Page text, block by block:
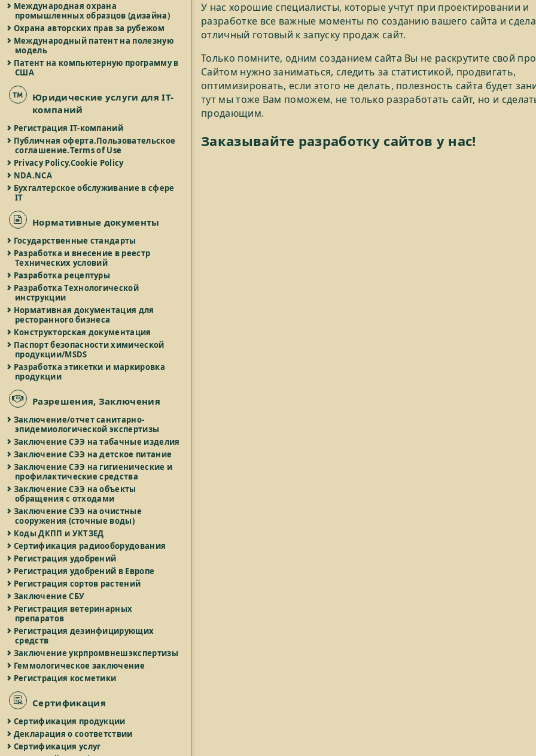
Международная охрана
промышленных образцов (дизайна)
Охрана авторских прав за рубежом
Международный патент на полезную
модель
Патент на компьютерную программу в
США
Юридические услуги для IT-
компаний
Регистрация IT-компаний
Публичная оферта.Пользовательское
соглашение.Terms of Use
Privacy Policy.Cookie Policy
NDA.NCA
Бухгалтерское обслуживание в сфере
IT
Нормативные документы
Государственные стандарты
Разработка и внесение в реестр
Технических условий
Разработка рецептуры
Разработка Технологической
инструкции
Нормативная документация для
ресторанного бизнеса
Конструкторская документация
Паспорт безопасности химической
продукции/MSDS
Разработка этикетки и маркировка
продукции
Разрешения, Заключения
Заключение/отчет санитарно-
эпидемиологической экспертизы
Заключение СЭЭ на табачные изделия
Заключение СЭЭ на детское питание
Заключение СЭЭ на гигиенические и
профилактические средства
Заключение СЭЭ на объекты
обращения с отходами
Заключение СЭЭ на очистные
сооружения (сточные воды)
Коды ДКПП и УКТЗЕД
Сертификация радиооборудования
Регистрация удобрений
Регистрация удобрений в Европе
Регистрация сортов растений
Заключение СБУ
Регистрация ветеринарных
препаратов
Регистрация дезинфицирующих
средств
Заключение укрпромвнешэкспертизы
Геммологическое заключение
Регистрация косметики
Сертификация
Сертификация продукции
Декларация о соответствии
Сертификация услуг
У нас хорошие специалисты, которые учтут при проектировании и
разработке все важные моменты по созданию вашего сайта и
отличный готовый к запуску продаж сайт.
Только помните, одним созданием сайта Вы не раскрутите свой
Сайтом нужно заниматься, следить за статистикой, продвигать,
оптимизировать, если этого не делать, полезность сайта будет
тут мы тоже Вам поможем, не только разработать сайт, но и
продающим.
Заказывайте разработку сайтов у нас!